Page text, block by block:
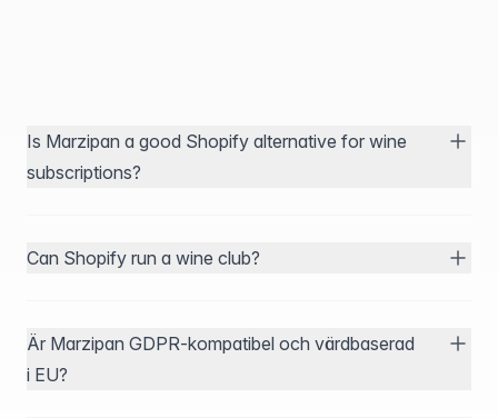
Is Marzipan a good Shopify alternative for wine
subscriptions?
Can Shopify run a wine club?
Är Marzipan GDPR-kompatibel och värdbaserad
i EU?